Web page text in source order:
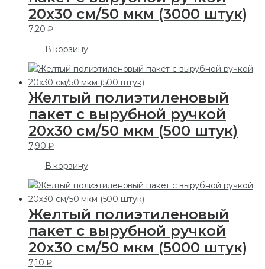
20х30 см/50 мкм (3000 штук)
7,20₽
В корзину
Желтый полиэтиленовый
пакет с вырубной ручкой
20х30 см/50 мкм (500 штук)
7,90₽
В корзину
Желтый полиэтиленовый
пакет с вырубной ручкой
20х30 см/50 мкм (5000 штук)
7,10₽